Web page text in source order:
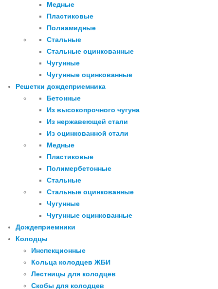
Медные
Пластиковые
Полиамидные
Стальные
Стальные оцинкованные
Чугунные
Чугунные оцинкованные
Решетки дождеприемника
Бетонные
Из высокопрочного чугуна
Из нержавеющей стали
Из оцинкованной стали
Медные
Пластиковые
Полимербетонные
Стальные
Стальные оцинкованные
Чугунные
Чугунные оцинкованные
Дождеприемники
Колодцы
Инспекционные
Кольца колодцев ЖБИ
Лестницы для колодцев
Скобы для колодцев